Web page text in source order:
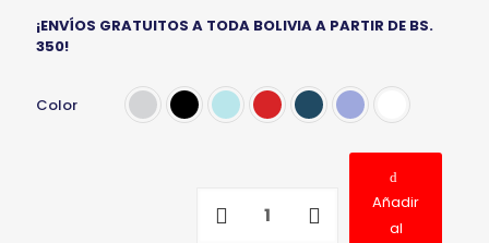
¡ENVÍOS GRATUITOS A TODA BOLIVIA A PARTIR DE BS.
350!
Color
Añadir
al